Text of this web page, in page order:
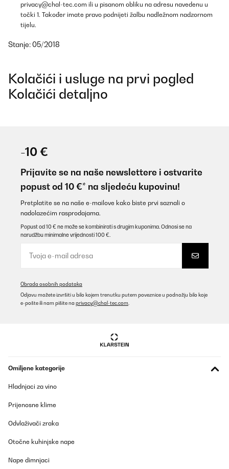
privacy@chal-tec.com ili u pisanom obliku na adresu navedenu u
točki 1. Također imate pravo podnijeti žalbu nadležnom nadzornom
tijelu.
Stanje: 05/2018
Kolačići i usluge na prvi pogled
Kolačići detaljno
-10 €
Prijavite se na naše newslettere i ostvarite
popust od 10 €* na sljedeću kupovinu!
Pretplatite se na naše e-mailove kako biste prvi saznali o
nadolazećim rasprodajama.
Popust od 10 € ne može se kombinirati s drugim kuponima. Odnosi se na
narudžbu minimalne vrijednosti 100 €.
Obrada osobnih podataka
Odjavu možete izvršiti u bilo kojem trenutku putem poveznice u podnožju bilo koje
e-pošte ili nam pišite na privacy@chal-tec.com
Omiljene kategorije
Hladnjaci za vino
Prijenosne klime
Odvlaživači zraka
Otočne kuhinjske nape
Nape dimnjaci